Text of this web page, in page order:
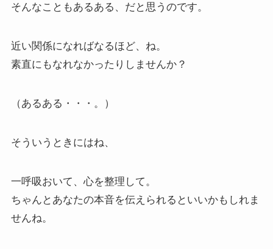
そんなこともあるある、だと思うのです。
近い関係になればなるほど、ね。
素直にもなれなかったりしませんか？
（あるある・・・。）
そういうときにはね、
一呼吸おいて、心を整理して。
ちゃんとあなたの本音を伝えられるといいかもしれま
せんね。